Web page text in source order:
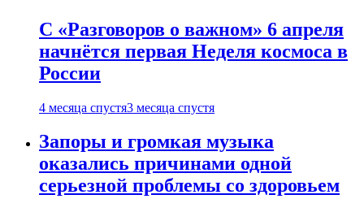
С «Разговоров о важном» 6 апреля
начнётся первая Неделя космоса в
России
4 месяца спустя3 месяца спустя
Запоры и громкая музыка
оказались причинами одной
серьезной проблемы со здоровьем